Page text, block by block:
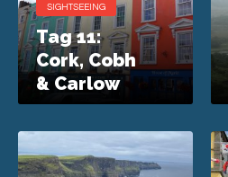
SIGHTSEEING
Tag 11:
Cork, Cobh
& Carlow